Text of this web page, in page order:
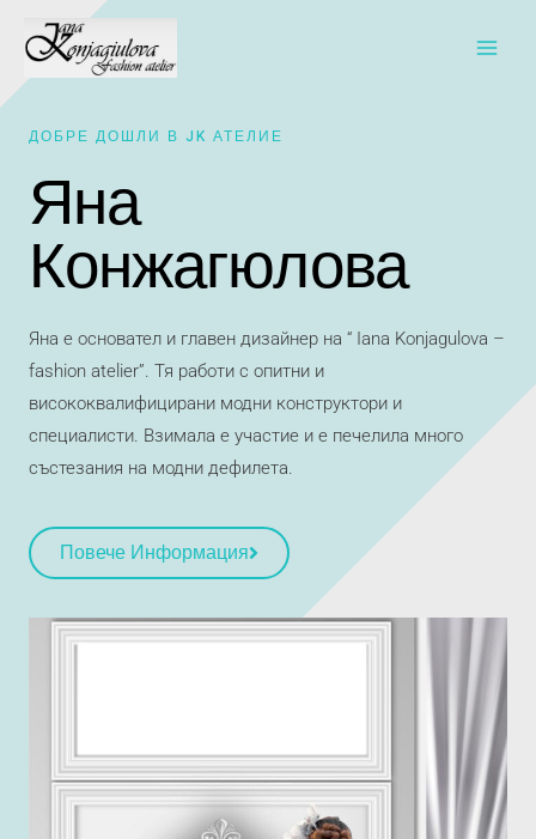
ДОБРЕ ДОШЛИ В JK АТЕЛИЕ
Яна
Конжагюлова
Яна е основател и главен дизайнер на “ Iana Konjagulova –
fashion atelier”. Тя работи с опитни и
висококвалифицирани модни конструктори и
специалисти. Взимала е участие и е печелила много
състезания на модни дефилета.
Повече Информация